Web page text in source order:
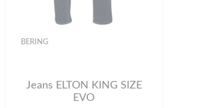
BERING
Jeans ELTON KING SIZE
EVO